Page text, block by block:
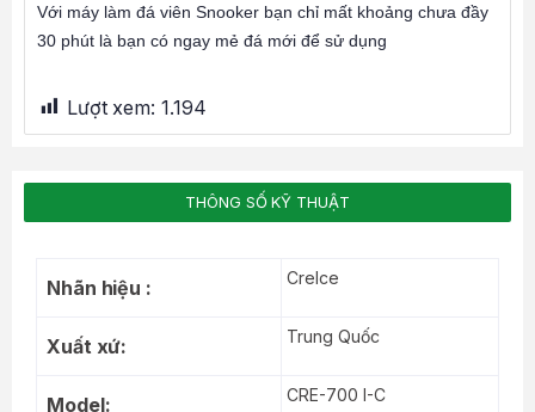
Với máy làm đá viên Snooker bạn chỉ mất khoảng chưa đầy
30 phút là bạn có ngay mẻ đá mới để sử dụng
Lượt xem: 1.194
THÔNG SỐ KỸ THUẬT
Nhãn hiệu : CreIce
Xuất xứ: Trung Quốc
Model: CRE-700 I-C